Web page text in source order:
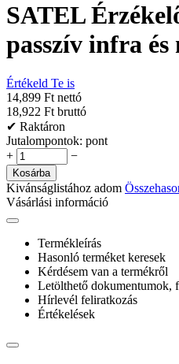
SATEL
passzív infra
Értékeld Te is
14,899 Ft nettó
18,922 Ft bruttó
✔ Raktáron
Jutalompontok: pont
+
−
Kosárba
Kivánságlistához adom
Vásárlási információ
Termékleírás
Hasonló terméket keresek
Kérdésem van a termékről
Letölthető dokumentumok,
Hírlevél feliratkozás
Értékelések